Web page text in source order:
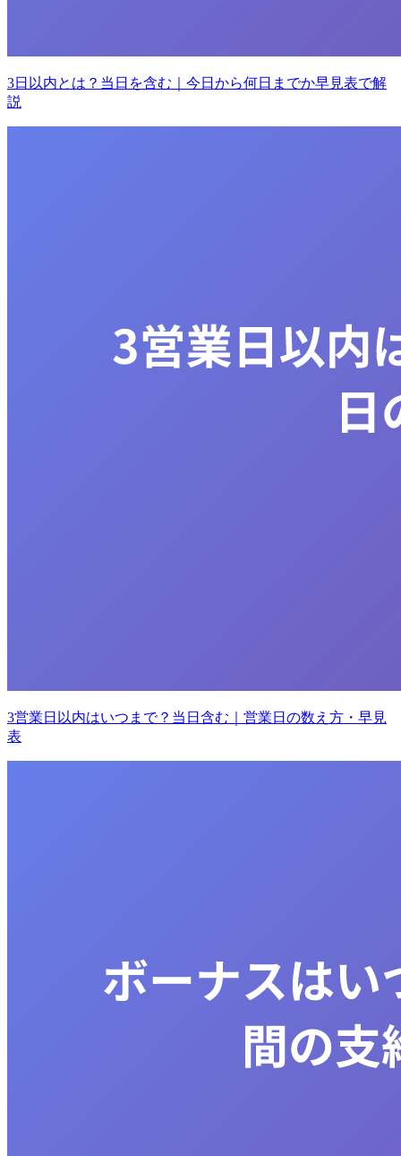
3日以内とは？当日を含む｜今日から何日までか早見表で解
説
3営業日以内はいつまで？当日含む｜営業日の数え方・早見
表